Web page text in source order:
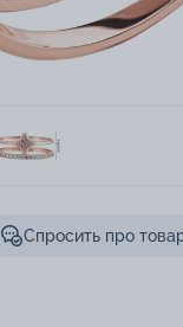
Спросить про